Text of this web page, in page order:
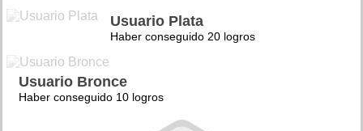
Usuario Plata
Haber conseguido 20 logros
Usuario Bronce
Haber conseguido 10 logros